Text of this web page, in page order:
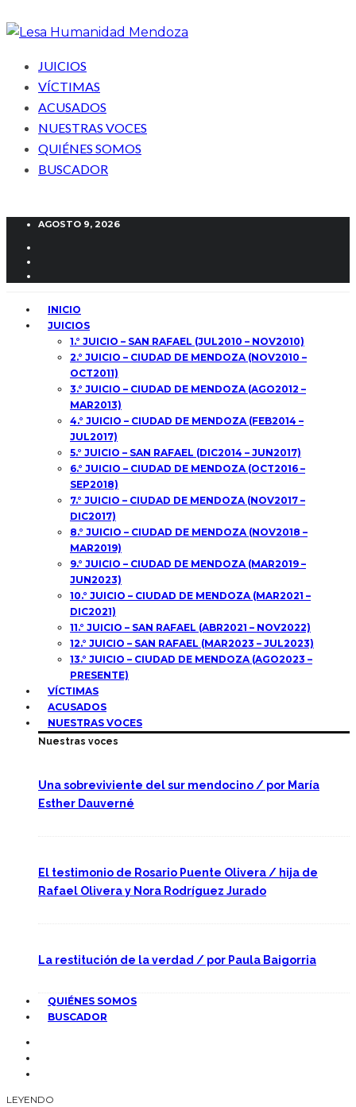
JUICIOS
VÍCTIMAS
ACUSADOS
NUESTRAS VOCES
QUIÉNES SOMOS
BUSCADOR
AGOSTO 9, 2026
INICIO
JUICIOS
1.° JUICIO – SAN RAFAEL (JUL2010 – NOV2010)
2.° JUICIO – CIUDAD DE MENDOZA (NOV2010 –
OCT2011)
3.° JUICIO – CIUDAD DE MENDOZA (AGO2012 –
MAR2013)
4.° JUICIO – CIUDAD DE MENDOZA (FEB2014 –
JUL2017)
5.° JUICIO – SAN RAFAEL (DIC2014 – JUN2017)
6.° JUICIO – CIUDAD DE MENDOZA (OCT2016 –
SEP2018)
7.° JUICIO – CIUDAD DE MENDOZA (NOV2017 –
DIC2017)
8.° JUICIO – CIUDAD DE MENDOZA (NOV2018 –
MAR2019)
9.° JUICIO – CIUDAD DE MENDOZA (MAR2019 –
JUN2023)
10.° JUICIO – CIUDAD DE MENDOZA (MAR2021 –
DIC2021)
11.° JUICIO – SAN RAFAEL (ABR2021 – NOV2022)
12.° JUICIO – SAN RAFAEL (MAR2023 – JUL2023)
13.° JUICIO – CIUDAD DE MENDOZA (AGO2023 –
PRESENTE)
VÍCTIMAS
ACUSADOS
NUESTRAS VOCES
Nuestras voces
Una sobreviviente del sur mendocino / por María
Esther Dauverné
El testimonio de Rosario Puente Olivera / hija de
Rafael Olivera y Nora Rodríguez Jurado
La restitución de la verdad / por Paula Baigorria
QUIÉNES SOMOS
BUSCADOR
LEYENDO